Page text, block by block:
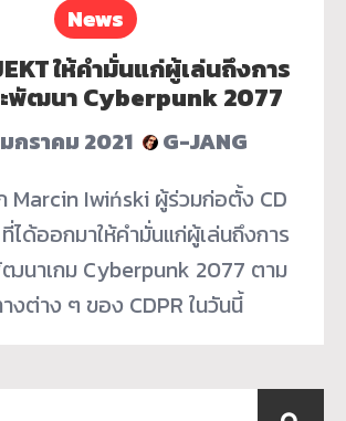
News
ให้คำมั่นแก่ผู้เล่นถึงการ
พัฒนา Cyberpunk 2077
กราคม 2021
G-JANG
Marcin Iwiński ผู้ร่วมก่อตั้ง CD
ที่ได้ออกมาให้คำมั่นแก่ผู้เล่นถึงการ
นาเกม Cyberpunk 2077 ตาม
งต่าง ๆ ของ CDPR ในวันนี้